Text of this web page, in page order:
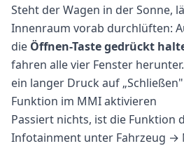
Steht der Wagen in der Sonne,
Innenraum vorab durchlüften:
die Öffnen-Taste gedrückt
fahren alle vier Fenster
ein langer Druck auf
Funktion im MMI aktivieren
Passiert nichts, ist die Funktion
Infotainment unter Fahrzeug →